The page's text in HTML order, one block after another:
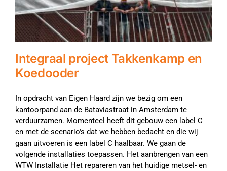
Integraal project Takkenkamp en
Koedooder
In opdracht van Eigen Haard zijn we bezig om een
kantoorpand aan de Bataviastraat in Amsterdam te
verduurzamen. Momenteel heeft dit gebouw een label C
en met de scenario's dat we hebben bedacht en die wij
gaan uitvoeren is een label C haalbaar. We gaan de
volgende installaties toepassen. Het aanbrengen van een
WTW Installatie Het repareren van het huidige metsel- en